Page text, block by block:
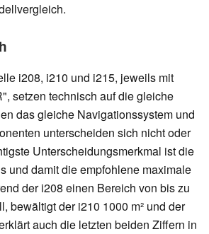
i208, i210 und i215, jeweils mit
setzen technisch auf die gleiche
das gleiche Navigationssystem und
unterscheiden sich nicht oder
Unterscheidungsmerkmal ist die
und damit die empfohlene maximale
der i208 einen Bereich von bis zu
bewältigt der i210 1000 m² und der
auch die letzten beiden Ziffern in